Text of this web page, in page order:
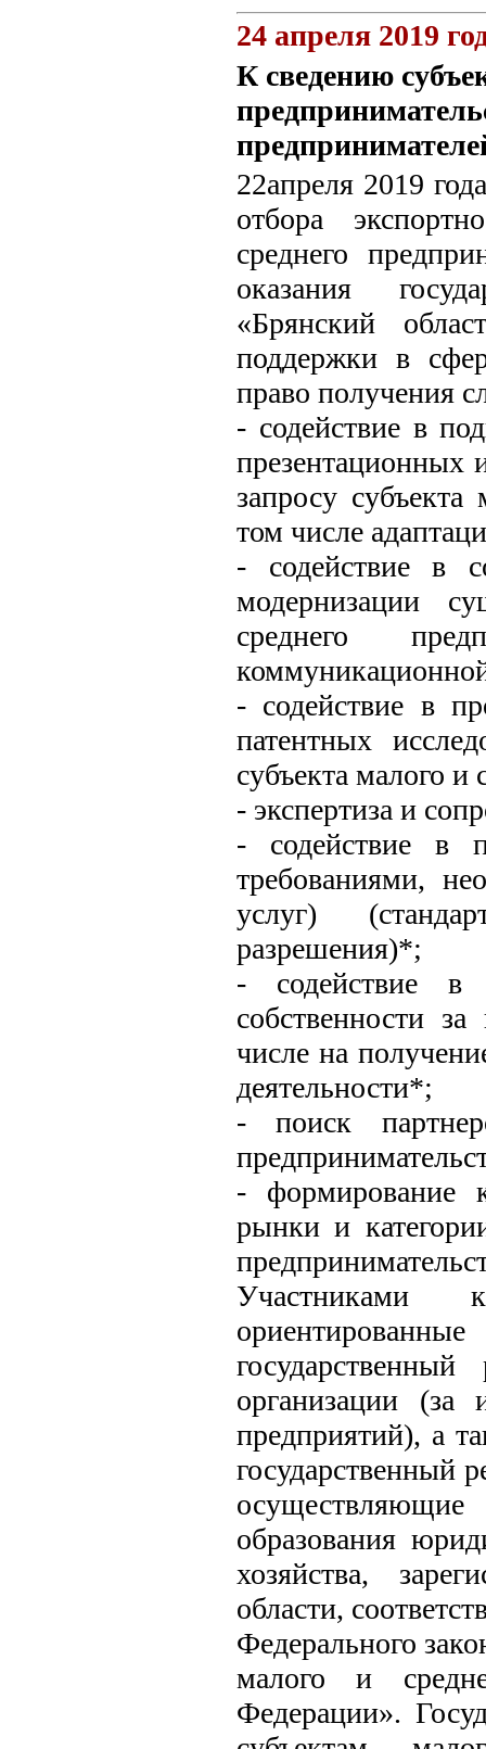
24 апреля 2019
К сведению
22апреля 2019
отбора
среднего
оказания
«Брянский
поддержки в
право получения
- содействие в
презентационных
запросу субъекта
том числе
- содействие в
модернизации
среднего
- содействие в
патентных
субъекта малого и
- экспертиза и
- содействие в
требованиями,
услуг)
разрешения)*;
- содействие в
собственности
числе на
деятельности*;
- поиск
- формирование
рынки и
Участниками
организации (за
предприятий), а
государственный
осуществляющие
образования
хозяйства,
области,
Федерального
малого и
Федерации».